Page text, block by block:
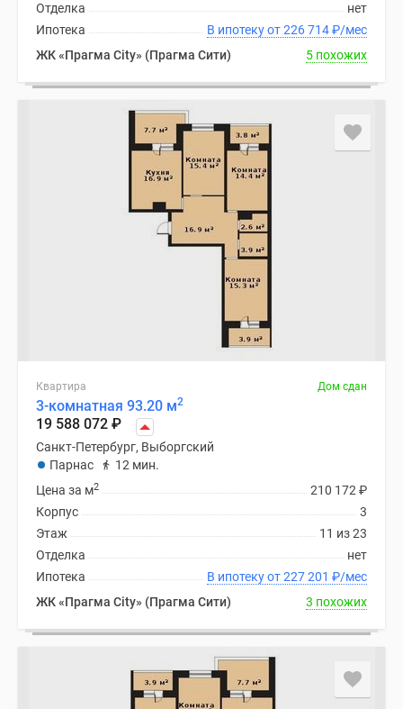
нет
Отделка
В ипотеку от 226 714₽/мес
Ипотека
ЖК «Прагма City» (Прагма Сити)
5 похожих
Квартира Дом сдан
3-комнатная 93.20 м2
19 588 072 ₽
Санкт-Петербург, Выборгский
Парнас
12 мин.
210 172 ₽
Цена за м2
3
Корпус
11 из 23
Этаж
нет
Отделка
В ипотеку от 227 201 ₽/мес
Ипотека
ЖК «Прагма City» (Прагма Сити)
3 похожих